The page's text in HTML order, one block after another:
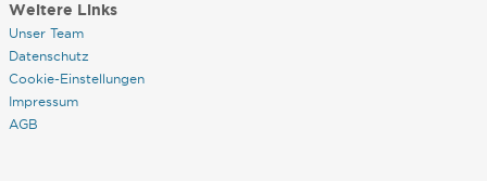
Weitere Links
Unser Team
Datenschutz
Cookie-Einstellungen
Impressum
AGB